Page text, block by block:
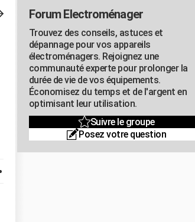
Forum Electroménager
Trouvez des conseils, astuces et
dépannage pour vos appareils
électroménagers. Rejoignez une
communauté experte pour prolonger la
durée de vie de vos équipements.
Économisez du temps et de l'argent en
optimisant leur utilisation.
Suivre le groupe
Posez votre question